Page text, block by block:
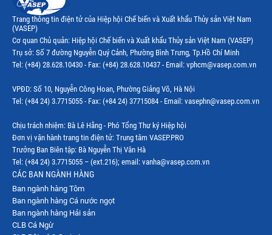
Trang thông tin điện tử của Hiệp hội Chế biến và Xuất khẩu Thủy sản Việt Nam
(VASEP)
Cơ quan Chủ quản: Hiệp hội Chế biến và Xuất khẩu Thủy sản Việt Nam (VASEP)
Trụ sở: Số 7 đường Nguyễn Quý Cảnh, Phường Bình Trưng, Tp.Hồ Chí Minh
Tel: (+84) 28.628.10430 - Fax: (+84) 28.628.10437 - Email: vphcm@vasep.com.vn
VPĐD: Số 10, Nguyễn Công Hoan, Phường Giảng Võ, Hà Nội
Tel: (+84 24) 3.7715055 - Fax: (+84 24) 37715084 - Email: vasephn@vasep.com.vn
Chịu trách nhiệm: Bà Lê Hằng - Phó Tổng Thư ký Hiệp hội
Đơn vị vận hành trang tin điện tử: Trung tâm VASEP.PRO
Trưởng Ban Biên tập: Bà Nguyễn Thị Vân Hà
Tel: (+84 24) 3.7715055 – (ext.216); email: vanha@vasep.com.vn
CÁC BAN NGÀNH HÀNG
Ban ngành hàng Tôm
Ban ngành hàng Cá nước ngọt
Ban ngành hàng Hải sản
CLB Cá Ngừ